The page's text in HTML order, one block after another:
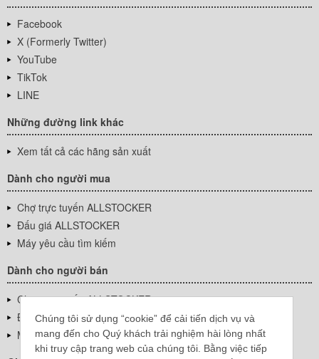
Chúng tôi sử dụng “cookie” để cải tiến dịch vụ và
mang đến cho Quý khách trải nghiệm hài lòng nhất
khi truy cập trang web của chúng tôi. Bằng việc tiếp
Facebook
X (Formerly Twitter)
YouTube
TikTok
LINE
Những đường link khác
Xem tất cả các hãng sản xuất
Dành cho người mua
Chợ trực tuyến ALLSTOCKER
Đấu giá ALLSTOCKER
Máy yêu cầu tìm kiếm
Dành cho người bán
Chợ trực tuyến ALLSTOCKER
Đấu giá ALLSTOCKER
Máy yêu cầu tìm kiếm